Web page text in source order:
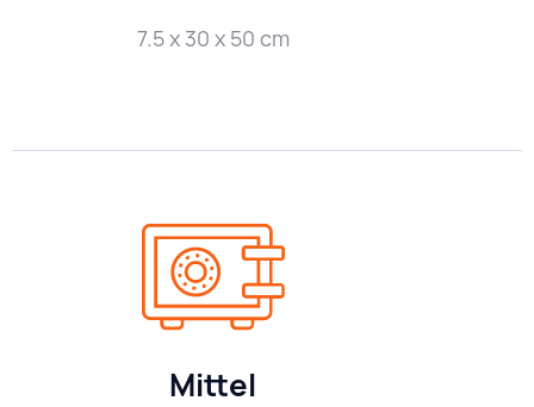
7.5 x 30 x 50 cm
Mittel